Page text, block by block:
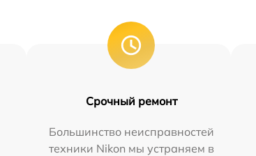
Срочный ремонт
Большинство неисправностей
техники Nikon мы устраняем в